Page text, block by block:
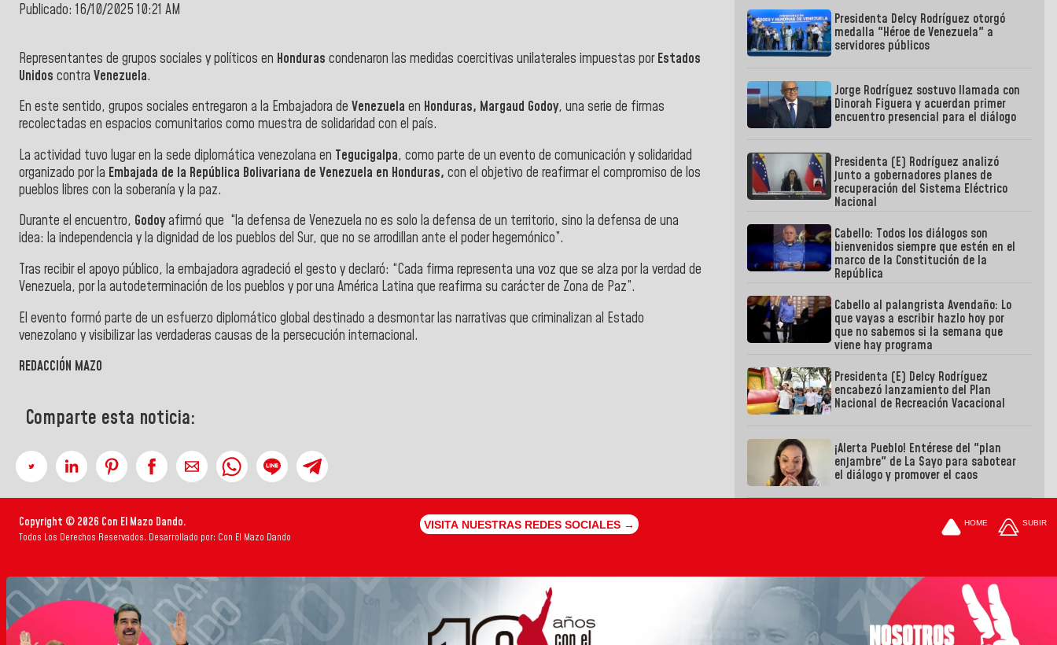
Publicado: 16/10/2025 10:21 AM
Representantes de grupos sociales y políticos en Honduras condenaron las medidas coercitivas unilaterales impuestas porEstados
Unidos contra Venezuela.
En este sentido, grupos sociales entregaron a la Embajadora de Venezuela en Honduras, Margaud Godoy, una serie de firmas
recolectadas en espacios comunitarios como muestra de solidaridad con el país.
La actividad tuvo lugar en la sede diplomática venezolana en Tegucigalpa, como parte de un evento de comunicación y solidaridad
organizado por la Embajada de la República Bolivariana de Venezuela en Honduras, con el objetivo de reafirmar el compromiso de los
pueblos libres con la soberanía y la paz.
Durante el encuentro, Godoyafirmó que “la defensa de Venezuela no es solo la defensa de un territorio, sino la defensa de una
idea: la independencia y la dignidad de los pueblos del Sur, que no se arrodillan ante el poder hegemónico”.
Tras recibir el apoyo público, la embajadora agradeció el gesto y declaró: “Cada firma representa una voz que se alza por la verdad de
Venezuela, por la autodeterminación de los pueblos y por una América Latina que reafirma su carácter de Zona de Paz”.
El evento formó parte de un esfuerzo diplomático global destinado a desmontar las narrativas que criminalizan al Estado
venezolano y visibilizar las verdaderas causas de la persecución internacional.
REDACCIÓN MAZO
Comparte esta noticia:
Presidenta Delcy Rodríguez otorgó
medalla "Héroe de Venezuela" a
servidores públicos
Jorge Rodríguez sostuvo llamada con
Dinorah Figuera y acuerdan primer
encuentro presencial para el diálogo
Presidenta (E) Rodríguez analizó
junto a gobernadores planes de
recuperación del Sistema Eléctrico
Nacional
Cabello: Todos los diálogos son
bienvenidos siempre que estén en el
marco de la Constitución de la
República
Cabello al palangrista Avendaño: Lo
que vayas a escribir hazlo hoy por
que no sabemos si la semana que
viene hay programa
Presidenta (E) Delcy Rodríguez
encabezó lanzamiento del Plan
Nacional de Recreación Vacacional
¡Alerta Pueblo! Entérese del "plan
enjambre" de La Sayo para sabotear
el diálogo y promover el caos
Copyright © 2026 Con El Mazo Dando.
Todos Los Derechos Reservados. Desarrollado por: Con El Mazo Dando
VISITA NUESTRAS REDES SOCIALES → HOME SUBIR